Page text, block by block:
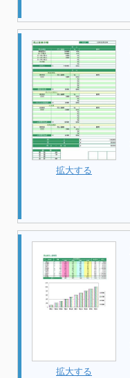
拡大する
拡大する